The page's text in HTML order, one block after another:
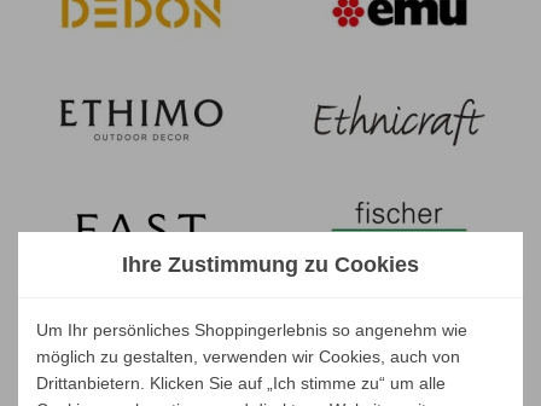
Ihre Zustimmung zu Cookies
Um Ihr persönliches Shoppingerlebnis so angenehm wie
möglich zu gestalten, verwenden wir Cookies, auch von
Drittanbietern. Klicken Sie auf „Ich stimme zu“ um alle